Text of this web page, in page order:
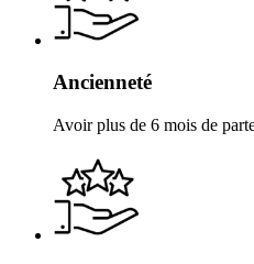
Ancienneté
Avoir plus de 6 mois de